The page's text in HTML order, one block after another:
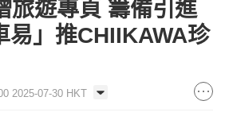
旅遊專頁 籌備引進
易」推CHIIKAWA珍
2025-07-30 HKT